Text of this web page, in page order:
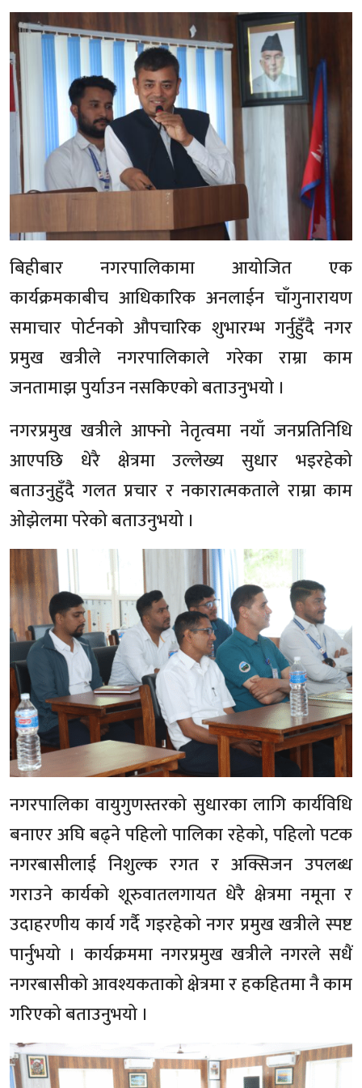
बिहीबार नगरपालिकामा आयोजित एक
कार्यक्रमकाबीच आधिकारिक अनलाईन चाँगुनारायण
समाचार पोर्टनको औपचारिक शुभारम्भ गर्नुहुँदै नगर
प्रमुख खत्रीले नगरपालिकाले गरेका राम्रा काम
जनतामाझ पुर्याउन नसकिएको बताउनुभयो ।
नगरप्रमुख खत्रीले आफ्नो नेतृत्वमा नयाँ जनप्रतिनिधि
आएपछि धेरै क्षेत्रमा उल्लेख्य सुधार भइरहेको
बताउनुहुँदै गलत प्रचार र नकारात्मकताले राम्रा काम
ओझेलमा परेको बताउनुभयो ।
नगरपालिका वायुगुणस्तरको सुधारका लागि कार्यविधि
बनाएर अघि बढ्ने पहिलो पालिका रहेको, पहिलो पटक
नगरबासीलाई निशुल्क रगत र अक्सिजन उपलब्ध
गराउने कार्यको शूरुवातलगायत धेरै क्षेत्रमा नमूना र
उदाहरणीय कार्य गर्दै गइरहेको नगर प्रमुख खत्रीले स्पष्ट
पार्नुभयो । कार्यक्रममा नगरप्रमुख खत्रीले नगरले सधैं
नगरबासीको आवश्यकताको क्षेत्रमा र हकहितमा नै काम
गरिएको बताउनुभयो ।